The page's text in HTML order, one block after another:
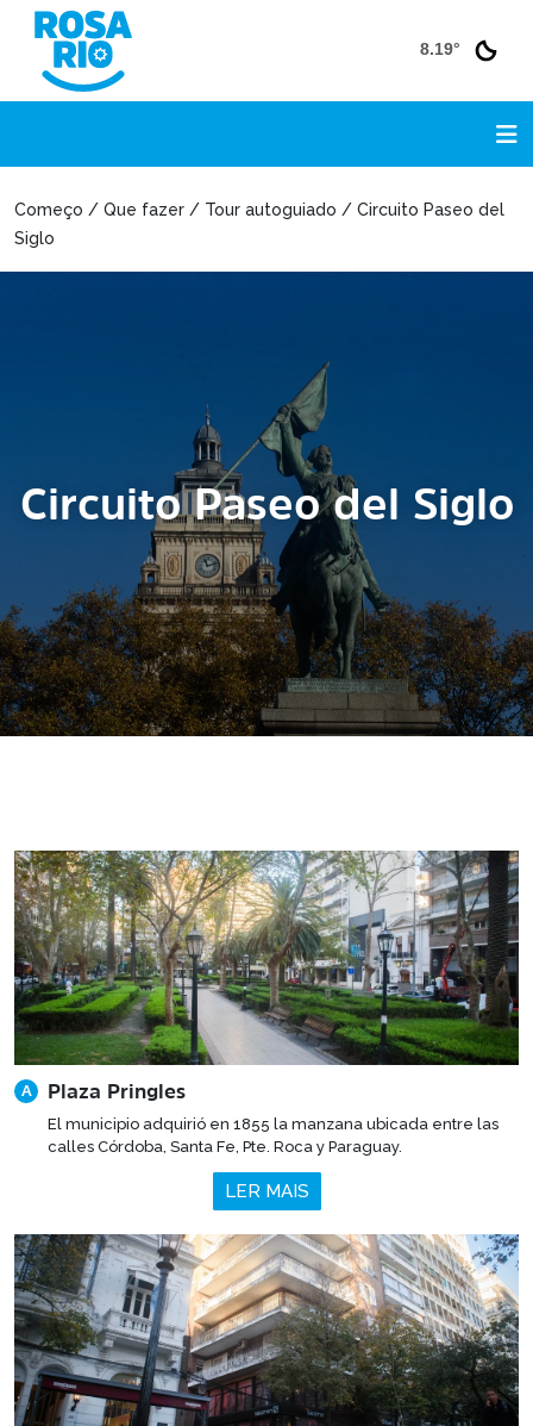
8.19°
Começo / Que fazer / Tour autoguiado / Circuito Paseo del
Siglo
Circuito Paseo del Siglo
A Plaza Pringles
El municipio adquirió en 1855 la manzana ubicada entre las
calles Córdoba, Santa Fe, Pte. Roca y Paraguay.
LER MAIS